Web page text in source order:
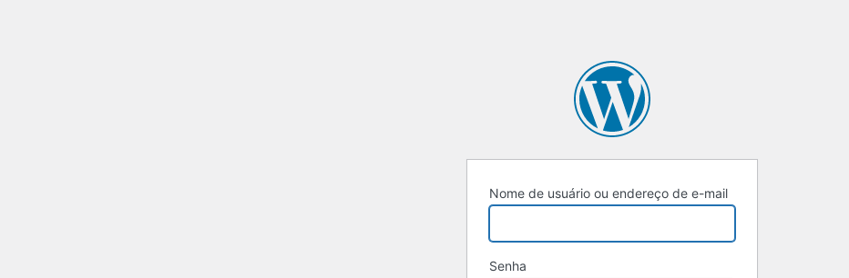
Nome de usuário ou endereço de e-mail
Senha